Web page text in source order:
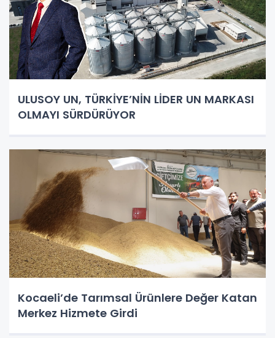
ULUSOY UN, TÜRKİYE’NİN LİDER UN MARKASI
OLMAYI SÜRDÜRÜYOR
Kocaeli’de Tarımsal Ürünlere Değer Katan
Merkez Hizmete Girdi